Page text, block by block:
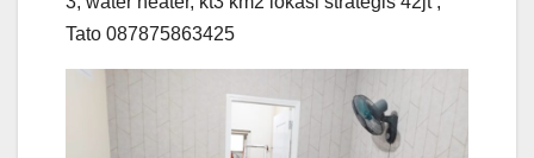
Tato 087875863425